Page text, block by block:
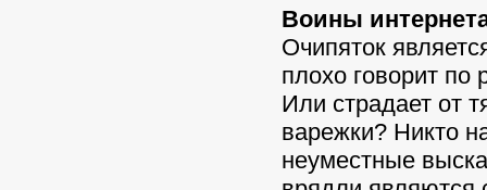
Воины
Очипяток
плохо говорит по
Или страдает от
варежки? Никто
неуместные